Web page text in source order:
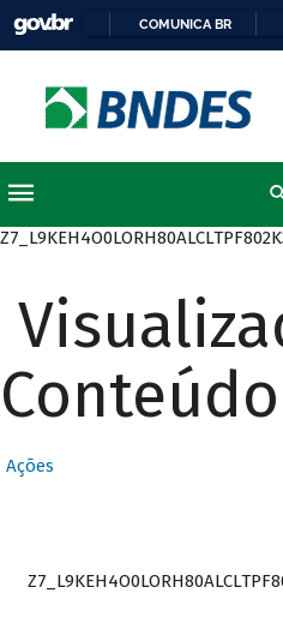
COMUNICA BR
Ações